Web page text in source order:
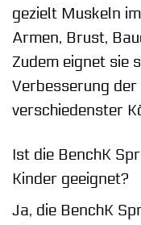
gezielt Muskeln
Armen, Brust,
Zudem eignet sie
Verbesserung
verschiedenster
Ist die BenchK
Kinder geeignet?
Ja, die BenchK